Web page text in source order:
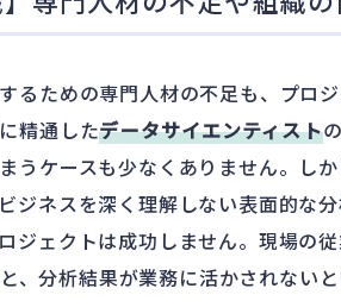
るための専門人材の不足も、プロ
精通したデータサイエンティスト
うケースも少なくありません。し
ジネスを深く理解しない表面的な
ジェクトは成功しません。現場の
、分析結果が業務に活かされない